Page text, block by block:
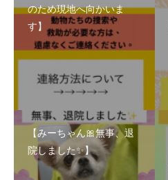
のため現地へ向かいま
す】
【みーちゃん🎀無事、退
院しました✨】